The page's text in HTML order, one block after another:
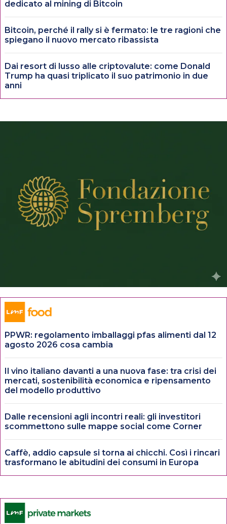
dedicato al mining di Bitcoin
Bitcoin, perché il rally si è fermato: le tre ragioni che
spiegano il nuovo mercato ribassista
Dai resort di lusso alle criptovalute: come Donald
Trump ha quasi triplicato il suo patrimonio in due
anni
PPWR: regolamento imballaggi pfas alimenti dal 12
agosto 2026 cosa cambia
Il vino italiano davanti a una nuova fase: tra crisi dei
mercati, sostenibilità economica e ripensamento
del modello produttivo
Dalle recensioni agli incontri reali: gli investitori
scommettono sulle mappe social come Corner
Caffè, addio capsule si torna ai chicchi. Così i rincari
trasformano le abitudini dei consumi in Europa